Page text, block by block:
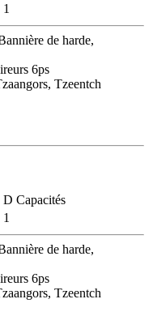
1
de harde,
6ps
Tzeentch
D Capacités
1
de harde,
6ps
Tzeentch